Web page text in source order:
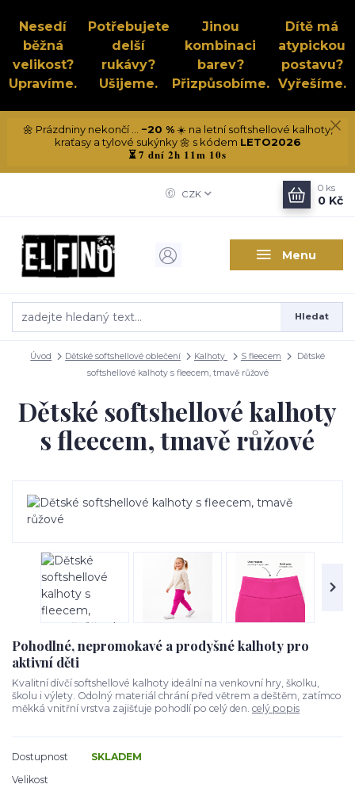
Nesedí
běžná
velikost?
Upravíme.
Potřebujete
delší
rukávy?
Ušijeme.
Jinou
kombinaci
barev?
Přizpůsobíme.
Dítě má
atypickou
postavu?
Vyřešíme.
🌼 Prázdniny nekončí ... −20 %☀️ na letní softshellové kalhoty,
kraťasy a tylové sukýnky 🌼 s kódem LETO2026
⏳7 dní 2h 11m 9s
Menu
CZK
Hledat
0 ks
0 Kč
Úvod Dětské softshellové oblečení Kalhoty S fleecem
Dětské
softshellové kalhoty s fleecem, tmavě růžové
Dětské softshellové kalhoty
s fleecem, tmavě růžové
Pohodlné, nepromokavé a prodyšné kalhoty pro
aktivní děti
Kvalitní dívčí softshellové kalhoty ideální na venkovní hry, školku,
školu i výlety. Odolný materiál chrání před větrem a deštěm, zatímco
měkká vnitřní vrstva zajišťuje pohodlí po celý den. celý popis
Dostupnost
SKLADEM
Velikost